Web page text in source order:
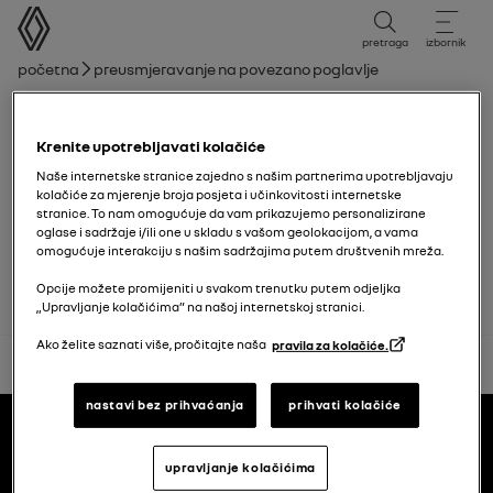
korisnički priručnik
pretraga izbornik
mrvice
Početna Preusmjeravanje na povezano poglavlje
Upozorenje za gubitak tlaka u gumama
Gume
Podnožje
Krenite upotrebljavati kolačiće
Naše internetske stranice zajedno s našim partnerima upotrebljavaju
kolačiće za mjerenje broja posjeta i učinkovitosti internetske
stranice. To nam omogućuje da vam prikazujemo personalizirane
oglase i sadržaje i/ili one u skladu s vašom geolokacijom, a vama
omogućuje interakciju s našim sadržajima putem društvenih mreža.
Opcije možete promijeniti u svakom trenutku putem odjeljka
„Upravljanje kolačićima” na našoj internetskoj stranici.
Ako želite saznati više, pročitajte naša pravila za kolačiće.
nastavi bez prihvaćanja prihvati kolačiće
upravljanje kolačićima